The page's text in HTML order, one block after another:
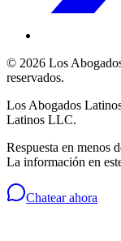
© 2026 Los
reservados.
Los Abogados
Latinos LLC.
Respuesta en menos
La información en
Chatear ahora